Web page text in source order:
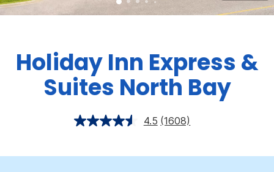
Holiday Inn Express &
Suites North Bay
4.5 (1608)